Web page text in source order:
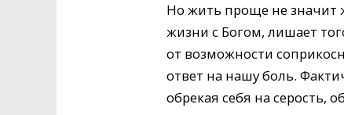
Но жить проще не значит
жизни с Богом, лишает
от возможности
ответ на нашу боль.
обрекая себя на серость,